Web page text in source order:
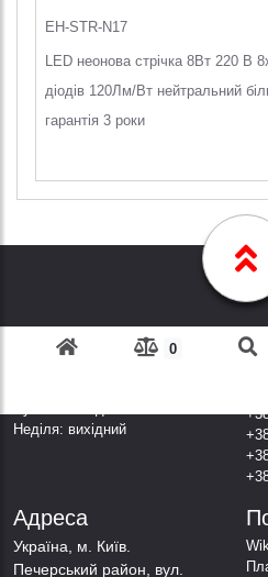
0
EH-STR-N17
LED неонова стрічка 8Вт 220 В
діодів 120Лм/Вт нейтральний
гарантія 3 роки
Графік Роботи
Неділя: вихідний
Адреса
Українa, м. Київ.
Печерський район, вул.